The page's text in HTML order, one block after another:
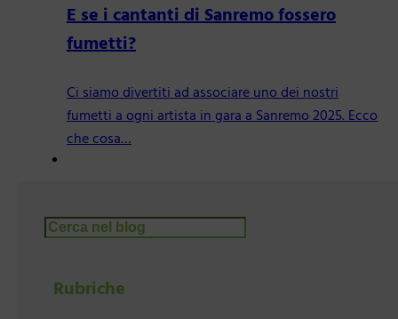
E se i cantanti di Sanremo fossero
fumetti?
Ci siamo divertiti ad associare uno dei nostri
fumetti a ogni artista in gara a Sanremo 2025. Ecco
che cosa…
Cerca
Rubriche